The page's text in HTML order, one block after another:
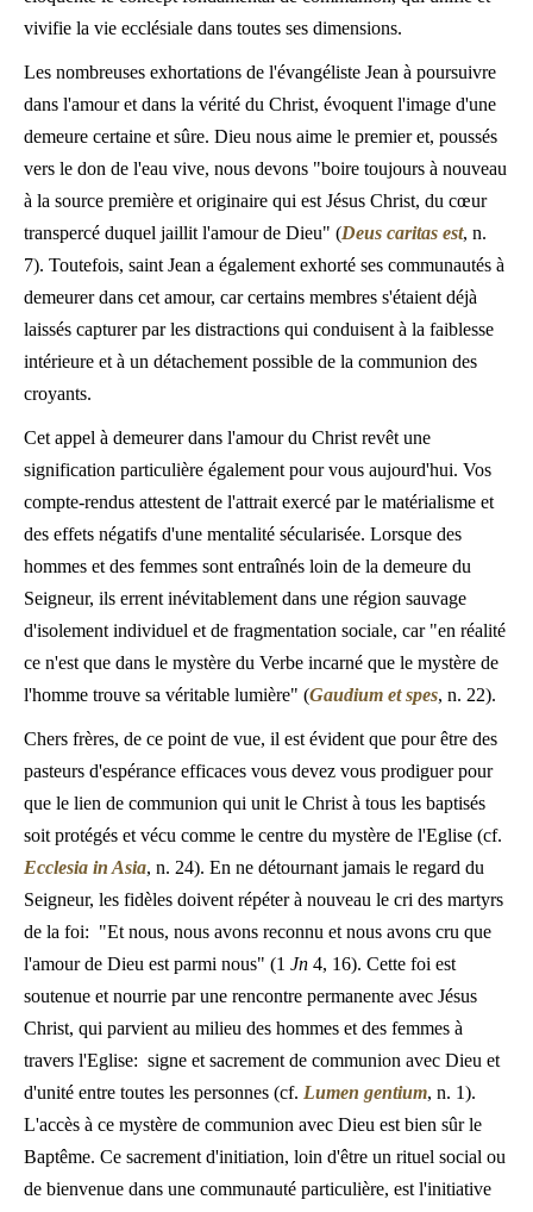
vivifie la vie ecclésiale dans toutes ses dimensions.
Les nombreuses exhortations de l'évangéliste Jean à poursuivre
dans l'amour et dans la vérité du Christ, évoquent l'image d'une
demeure certaine et sûre. Dieu nous aime le premier et, poussés
vers le don de l'eau vive, nous devons "boire toujours à nouveau
à la source première et originaire qui est Jésus Christ, du cœur
transpercé duquel jaillit l'amour de Dieu" (Deus caritas est, n.
7). Toutefois, saint Jean a également exhorté ses communautés à
demeurer dans cet amour, car certains membres s'étaient déjà
laissés capturer par les distractions qui conduisent à la faiblesse
intérieure et à un détachement possible de la communion des
croyants.
Cet appel à demeurer dans l'amour du Christ revêt une
signification particulière également pour vous aujourd'hui. Vos
compte-rendus attestent de l'attrait exercé par le matérialisme et
des effets négatifs d'une mentalité sécularisée. Lorsque des
hommes et des femmes sont entraînés loin de la demeure du
Seigneur, ils errent inévitablement dans une région sauvage
d'isolement individuel et de fragmentation sociale, car "en réalité
ce n'est que dans le mystère du Verbe incarné que le mystère de
l'homme trouve sa véritable lumière" (Gaudium et spes, n. 22).
Chers frères, de ce point de vue, il est évident que pour être des
pasteurs d'espérance efficaces vous devez vous prodiguer pour
que le lien de communion qui unit le Christ à tous les baptisés
soit protégés et vécu comme le centre du mystère de l'Eglise (cf.
Ecclesia in Asia, n. 24). En ne détournant jamais le regard du
Seigneur, les fidèles doivent répéter à nouveau le cri des martyrs
de la foi: "Et nous, nous avons reconnu et nous avons cru que
l'amour de Dieu est parmi nous" (1 Jn 4, 16). Cette foi est
soutenue et nourrie par une rencontre permanente avec Jésus
Christ, qui parvient au milieu des hommes et des femmes à
travers l'Eglise: signe et sacrement de communion avec Dieu et
d'unité entre toutes les personnes (cf. Lumen gentium, n. 1).
L'accès à ce mystère de communion avec Dieu est bien sûr le
Baptême. Ce sacrement d'initiation, loin d'être un rituel social ou
de bienvenue dans une communauté particulière, est l'initiative